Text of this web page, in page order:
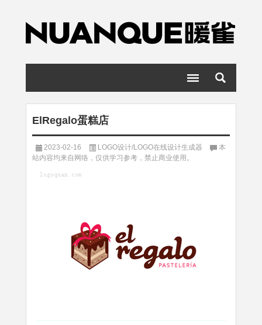
ElRegalo蛋糕店
2023-02-16 LOGO设计/LOGO在线设计生成器
本
站内容均来自网络，仅供学习参考，禁止商业使用。